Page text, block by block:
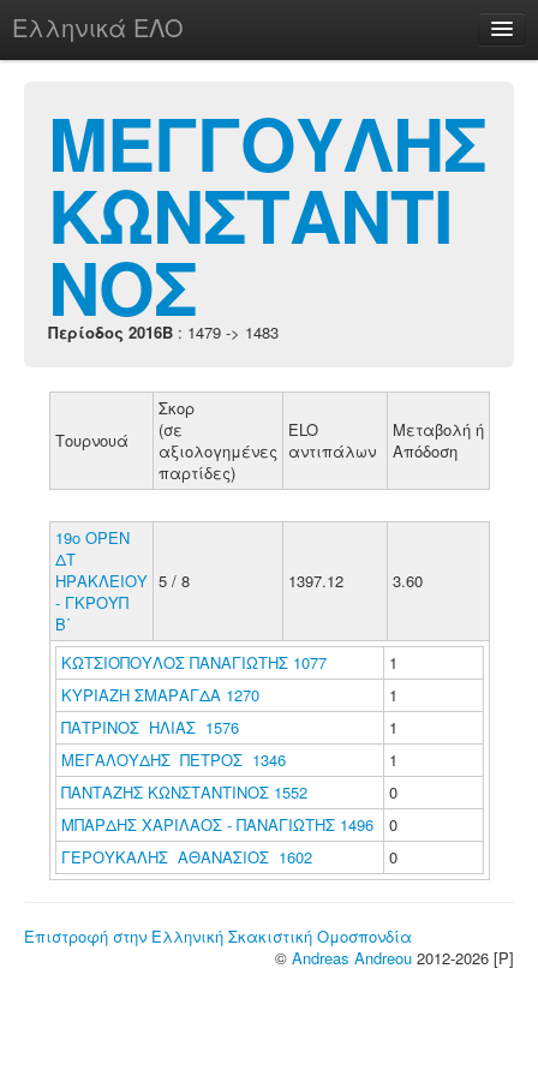
Ελληνικά ΕΛΟ
chesstu.be @ discord
Login
ΜΕΓΓΟΥΛΗΣ
ΚΩΝΣΤΑΝΤΙ
ΝΟΣ
Περίοδος 2016B : 1479 -> 1483
Τουρνουά
Σκορ
(σε
αξιολογημένες
παρτίδες)
ELO
αντιπάλων
Μεταβολή ή
Απόδοση
19o ΟΡΕΝ
ΔΤ
ΗΡΑΚΛΕΙΟΥ
- ΓΚΡΟΥΠ
B΄
5 / 8 1397.12 3.60
ΚΩΤΣΙΟΠΟΥΛΟΣ ΠΑΝΑΓΙΩΤΗΣ 1077
1
ΚΥΡΙΑΖΗ ΣΜΑΡΑΓΔΑ 1270
1
ΠΑΤΡΙΝΟΣ ΗΛΙΑΣ 1576
1
ΜΕΓΑΛΟΥΔΗΣ ΠΕΤΡΟΣ 1346
1
ΠΑΝΤΑΖΗΣ ΚΩΝΣΤΑΝΤΙΝΟΣ 1552
0
ΜΠΑΡΔΗΣ ΧΑΡΙΛΑΟΣ - ΠΑΝΑΓΙΩΤΗΣ 1496
0
ΓΕΡΟΥΚΑΛΗΣ ΑΘΑΝΑΣΙΟΣ 1602
0
Επιστροφή στην Ελληνική Σκακιστική Ομοσπονδία
© Andreas Andreou 2012-2026 [P]